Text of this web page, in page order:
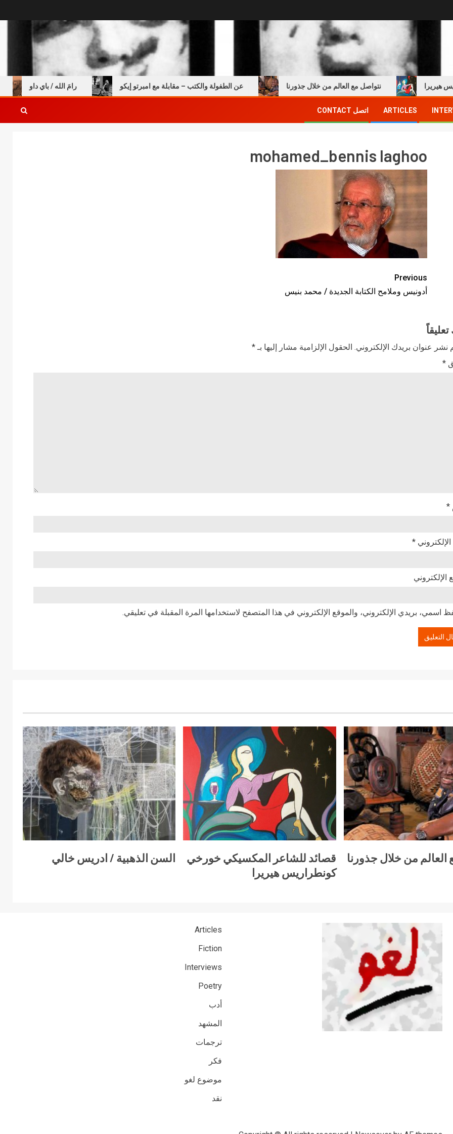
رامَ الله / باي داو عن الطفولة والكتب – مقابلة مع امبرتو إيكو نتواصل مع العالم من خلال جذورنا
ARTICLES اتصل CONTACT
mohamed_bennis laghoo
Previous
أدونيس وملامح الكتابة الجديدة / محمد بنيس
نشر عنوان بريدك الإلكتروني. الحقول الإلزامية مشار إليها بـ*
*
*
الإلكتروني *
الإلكتروني
اسمي، بريدي الإلكتروني، والموقع الإلكتروني في هذا المتصفح لاستخدامها المرة المقبلة في تعليقي.
العالم من خلال جذورنا
قصائد للشاعر المكسيكي خورخي
كونطراريس هيريرا
السن الذهبية / ادريس خالي
Articles
Fiction
Interviews
Poetry
أدب
المشهد
ترجمات
فكر
موضوع لغو
نقد